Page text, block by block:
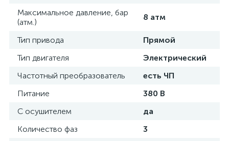
Максимальное давление, бар
(атм.)
8 атм
Тип привода
Прямой
Тип двигателя
Электрический
Частотный преобразователь
есть ЧП
Питание
380 В
С осушителем
да
Количество фаз
3